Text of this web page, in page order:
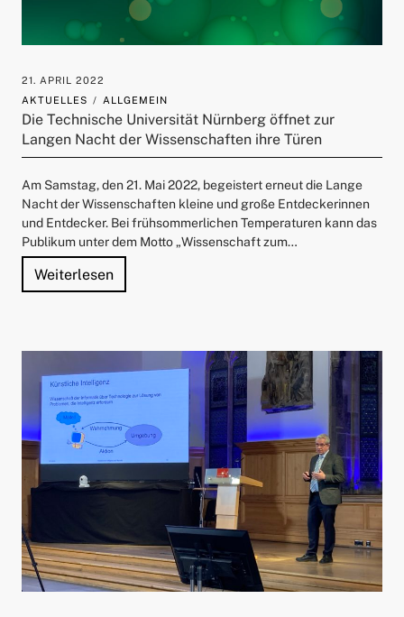
21. APRIL 2022
AKTUELLES
ALLGEMEIN
Die Technische Universität Nürnberg öffnet zur
Langen Nacht der Wissenschaften ihre Türen
Am Samstag, den 21. Mai 2022, begeistert erneut die Lange
Nacht der Wissenschaften kleine und große Entdeckerinnen
und Entdecker. Bei frühsommerlichen Temperaturen kann das
Publikum unter dem Motto „Wissenschaft zum…
Weiterlesen"Die Technische Universität Nürnberg